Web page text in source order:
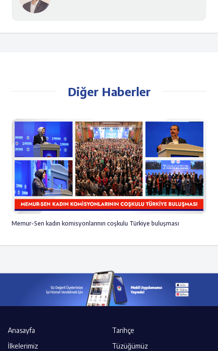
Diğer Haberler
Memur-Sen kadın komisyonlarının coşkulu Türkiye buluşması
Anasayfa
Tarihçe
İlkelerimiz
Tüzüğümüz